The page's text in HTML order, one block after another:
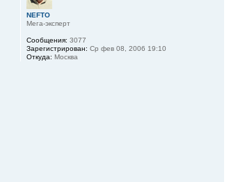
NEFTO
Мега-эксперт
Сообщения: 3077
Зарегистрирован: Ср фев 08, 2006 19:10
Откуда: Москва